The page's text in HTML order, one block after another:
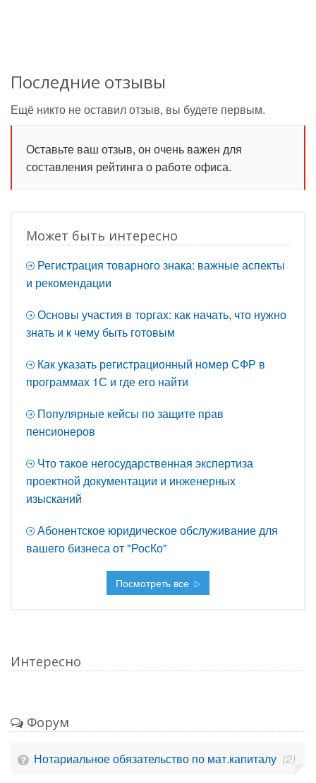
Последние отзывы
Ещё никто не оставил отзыв, вы будете первым.
Оставьте ваш отзыв, он очень важен для
составления рейтинга о работе офиса.
Может быть интересно
Регистрация товарного знака: важные аспекты
и рекомендации
Основы участия в торгах: как начать, что нужно
знать и к чему быть готовым
Как указать регистрационный номер СФР в
программах 1С и где его найти
Популярные кейсы по защите прав
пенсионеров
Что такое негосударственная экспертиза
проектной документации и инженерных
изысканий
Абонентское юридическое обслуживание для
вашего бизнеса от "РосКо"
Посмотреть все
Интересно
Форум
Нотариальное обязательство по мат.капиталу (2)